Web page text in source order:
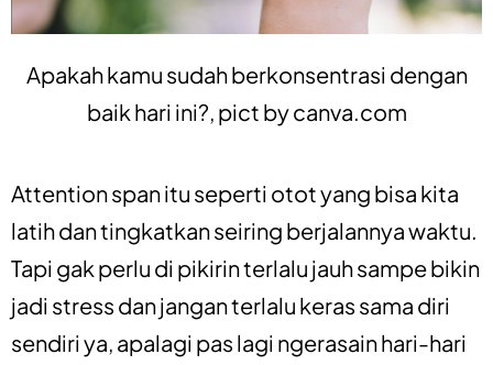
Apakah kamu sudah berkonsentrasi dengan
baik hari ini?, pict bycanva.com
Attention span itu seperti otot yang bisa kita
latih dan tingkatkan seiring berjalannya waktu.
Tapi gak perlu di pikirin terlalu jauh sampe bikin
jadi stress dan jangan terlalu keras sama diri
sendiri ya, apalagi pas lagi ngerasain hari-hari